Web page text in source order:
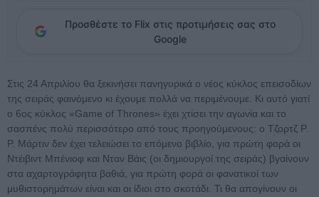
Προσθέστε το Flix στις προτιμήσεις σας στο
Google
Στις 24 Απριλίου θα ξεκινήσει πανηγυρικά ο νέος κύκλος επεισοδίων
της σειράς φαινόμενο κι έχουμε πολλά να περιμένουμε. Κι αυτό γιατί
ο 6ος κύκλος «Game of Thrones» έχει χτίσει την αγωνία και το
σασπένς πολύ περισσότερο από τους προηγούμενους: ο Τζορτζ Ρ.
Ρ. Μάρτιν δεν έχει τελειώσει το επόμενο βιβλίο, για πρώτη φορά οι
Ντέιβιντ Μπένιοφ και Νταν Βάις (οι δημιουργοί της σειράς) βγαίνουν
στα αχαρτογράφητα βαθιά, για πρώτη φορά οι φανατικοί των
μυθιστορημάτων είναι και οι ίδιοι στο σκοτάδι. Τι θα απογίνουν οι